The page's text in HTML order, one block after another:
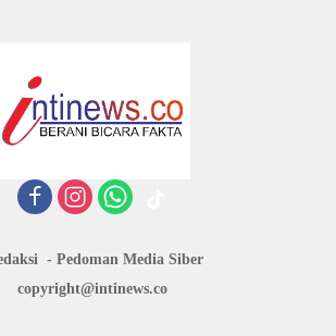
Pedoman Media Siber
copyright@intinews.co